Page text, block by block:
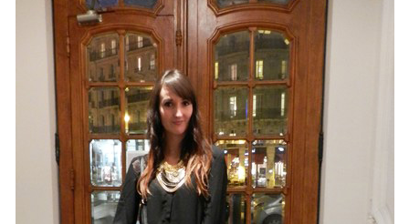
MON PROGRAMME DE YOGA EN LIGNE
AUTRES CATÉGORIES
BEAUTÉ
DIVERSES BOX
DIY
LIFESTYLE
ME CONTACTER